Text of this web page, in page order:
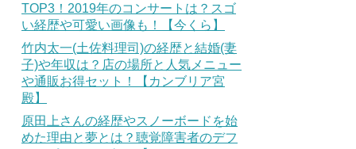
TOP3！2019年のコンサートは？スゴ
い経歴や可愛い画像も！【今くら】
竹内太一(土佐料理司)の経歴と結婚(妻
子)や年収は？店の場所と人気メニュー
や通販お得セット！【カンブリア宮
殿】
原田上さんの経歴やスノーボードを始
めた理由と夢とは？聴覚障害者のデフ